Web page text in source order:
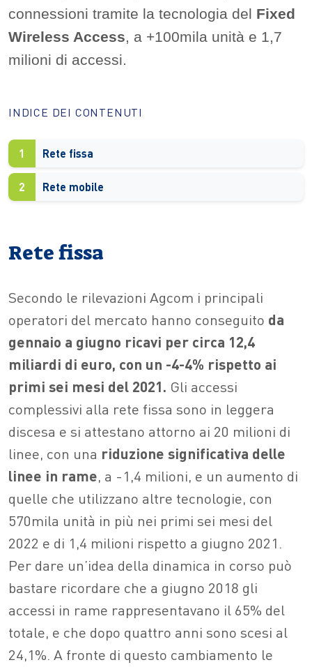
connessioni tramite la tecnologia del Fixed
Wireless Access, a +100mila unità e 1,7
milioni di accessi.
INDICE DEI CONTENUTI
1 Rete fissa
2 Rete mobile
Rete fissa
Secondo le rilevazioni Agcom i principali
operatori del mercato hanno conseguito da
gennaio a giugno ricavi per circa 12,4
miliardi di euro, con un -4-4% rispetto ai
primi sei mesi del 2021. Gli accessi
complessivi alla rete fissa sono in leggera
discesa e si attestano attorno ai 20 milioni di
linee, con una riduzione significativa delle
linee in rame, a -1,4 milioni, e un aumento di
quelle che utilizzano altre tecnologie, con
570mila unità in più nei primi sei mesi del
2022 e di 1,4 milioni rispetto a giugno 2021.
Per dare un’idea della dinamica in corso può
bastare ricordare che a giugno 2018 gli
accessi in rame rappresentavano il 65% del
totale, e che dopo quattro anni sono scesi al
24,1%. A fronte di questo cambiamento le